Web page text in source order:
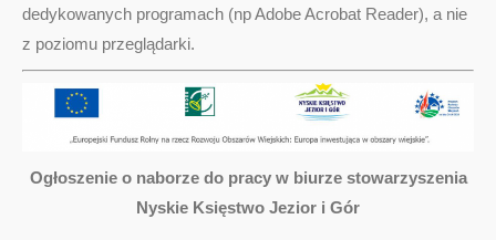
dedykowanych programach (np Adobe Acrobat Reader), a nie
z poziomu przeglądarki.
Ogłoszenie o naborze do pracy w biurze stowarzyszenia
Nyskie Księstwo Jezior i Gór